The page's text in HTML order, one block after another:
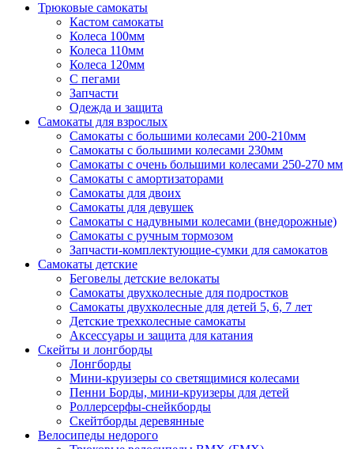
Трюковые самокаты
Кастом самокаты
Колеса 100мм
Колеса 110мм
Колеса 120мм
С пегами
Запчасти
Одежда и защита
Самокаты для взрослых
Самокаты с большими колесами 200-210мм
Самокаты с большими колесами 230мм
Самокаты с очень большими колесами 250-270 мм
Самокаты с амортизаторами
Самокаты для двоих
Самокаты для девушек
Самокаты с надувными колесами (внедорожные)
Самокаты с ручным тормозом
Запчасти-комплектующие-сумки для самокатов
Самокаты детские
Беговелы детские велокаты
Самокаты двухколесные для подростков
Самокаты двухколесные для детей 5, 6, 7 лет
Детские трехколесные самокаты
Аксессуары и защита для катания
Cкейты и лонгборды
Лонгборды
Мини-круизеры со светящимися колесами
Пенни Борды, мини-круизеры для детей
Роллерсерфы-снейкборды
Скейтборды деревянные
Велосипеды недорого